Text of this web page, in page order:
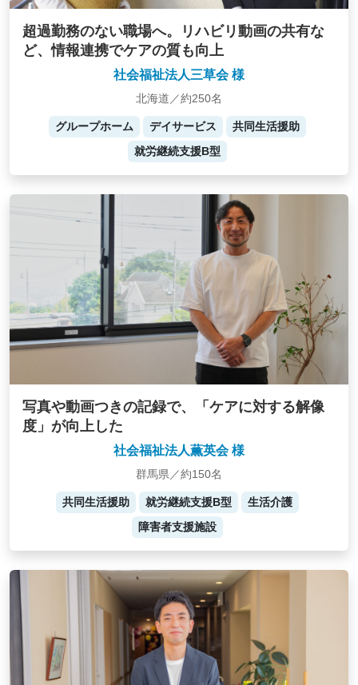
超過勤務のない職場へ。リハビリ動画の共有な
ど、情報連携でケアの質も向上
社会福祉法人三草会 様
北海道／約250名
グループホーム デイサービス
共同生活援助
就労継続支援B型
写真や動画つきの記録で、「ケアに対する解像
度」が向上した
社会福祉法人薫英会 様
群馬県／約150名
共同生活援助 就労継続支援B型
生活介護
障害者支援施設